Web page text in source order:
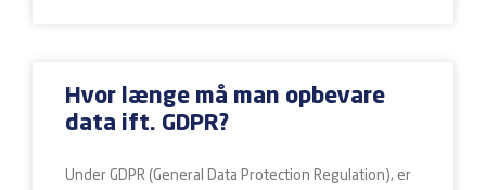
Hvor længe må man opbevare
data ift. GDPR?
Under GDPR (General Data Protection Regulation), er